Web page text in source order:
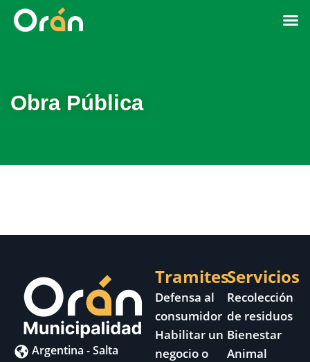
Obra Pública
Argentina - Salta
Tramites
Defensa al
consumidor
Habilitar un
negocio o
Servicios
Recolección
de residuos
Bienestar
Animal